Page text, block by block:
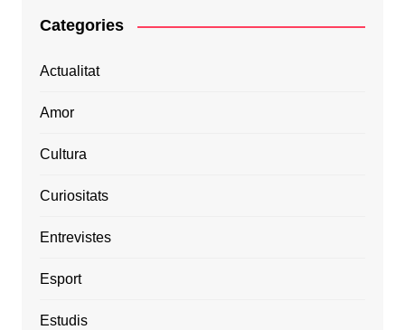
Categories
Actualitat
Amor
Cultura
Curiositats
Entrevistes
Esport
Estudis